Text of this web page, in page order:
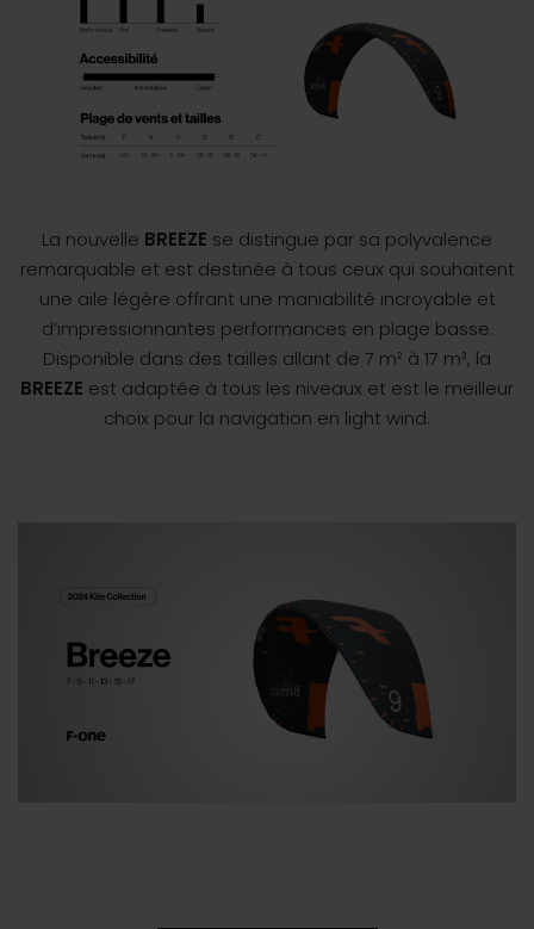
La nouvelle BREEZE se distingue par sa polyvalence
remarquable et est destinée à tous ceux qui souhaitent
une aile légère offrant une maniabilité incroyable et
d’impressionnantes performances en plage basse.
Disponible dans des tailles allant de 7 m² à 17 m², la
BREEZE est adaptée à tous les niveaux et est le meilleur
choix pour la navigation en light wind.